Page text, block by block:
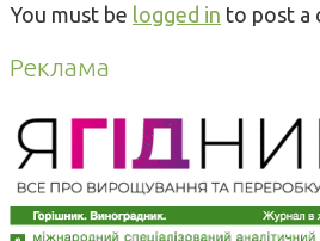
You must be logged in to post a
Реклама